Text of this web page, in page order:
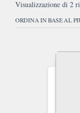
Visualizzazione di 2